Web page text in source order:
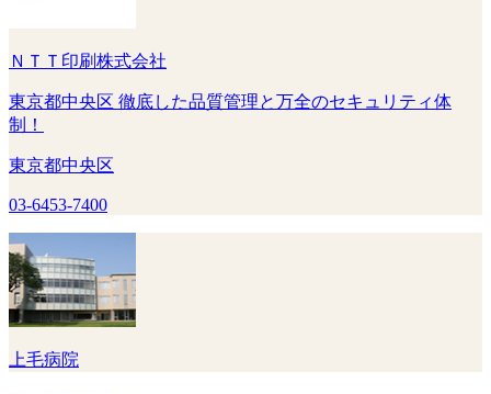
ＮＴＴ印刷株式会社
東京都中央区 徹底した品質管理と万全のセキュリティ体
制！
東京都中央区
03-6453-7400
上毛病院